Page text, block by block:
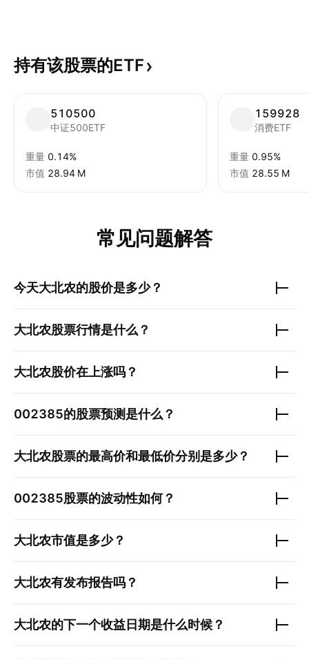
持有该股票的ETF
510500
中证500ETF
重量 0.14%
市值 ‪28.94 M‬
159928
消费ETF
重量 0.95%
市值 ‪28.55 M‬
常见问题解答
今天大北农的股价是多少？
大北农股票行情是什么？
大北农股价在上涨吗？
002385的股票预测是什么？
大北农股票的最高价和最低价分别是多少？
002385股票的波动性如何？
大北农市值是多少？
大北农有发布报告吗？
大北农的下一个收益日期是什么时候？